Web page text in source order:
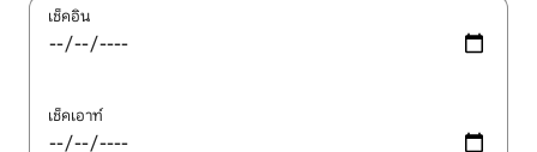
เช็คอิน
เช็คเอาท์